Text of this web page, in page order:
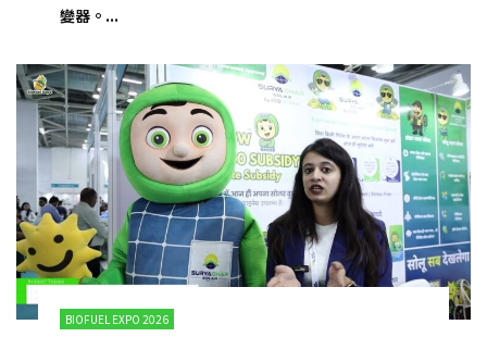
變器。...
BIOFUEL EXPO 2026